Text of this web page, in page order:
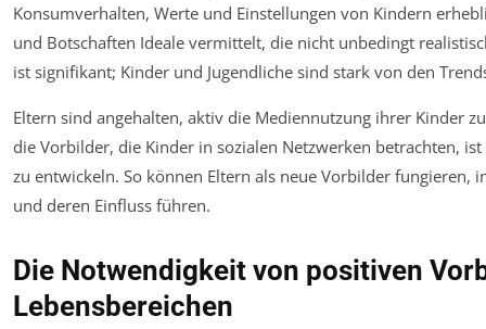
Konsumverhalten, Werte und Einstellungen von Kindern
und Botschaften Ideale vermittelt, die nicht unbedingt
ist signifikant; Kinder und Jugendliche sind stark von den
Eltern sind angehalten, aktiv die Mediennutzung ihrer Kinder
die Vorbilder, die Kinder in sozialen Netzwerken betrachten,
zu entwickeln. So können Eltern als neue Vorbilder fungieren,
und deren Einfluss führen.
Die Notwendigkeit von positiven
Lebensbereichen